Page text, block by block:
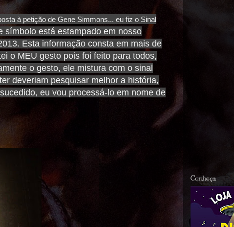
à petição de Gene Simmons... eu fiz o Sinal
símbolo está estampado em nosso
Esta informação consta em mais de
o MEU gesto pois foi feito para todos,
o gesto, ele mistura com o sinal
deveriam pesquisar melhor a história,
eu vou processá-lo em nome de
Conheça